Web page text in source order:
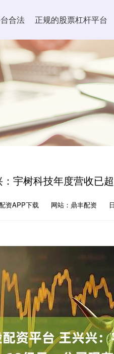
合法 正规的股票杠杆平台
宇树科技年度营收已
资APP下载 网站：鼎丰配资